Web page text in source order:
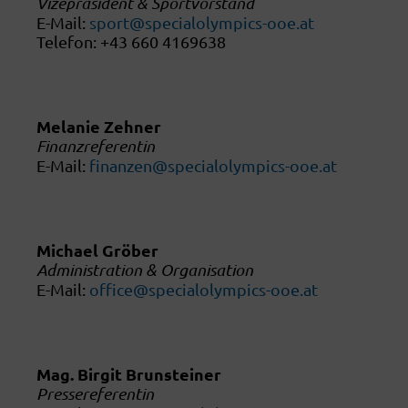
E-Mail: sport@specialolympics-ooe.at
Telefon: +43 660 4169638
Melanie Zehner
Finanzreferentin
E-Mail: finanzen@specialolympics-ooe.at
Michael Gröber
Administration & Organisation
E-Mail: office@specialolympics-ooe.at
Mag. Birgit Brunsteiner
Pressereferentin